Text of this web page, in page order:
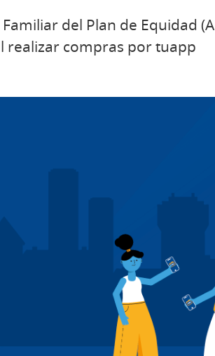
del Plan de Equidad
realizar compras por tuapp